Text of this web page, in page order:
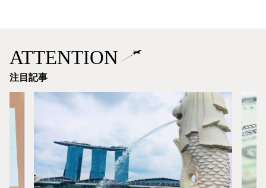
ATTENTION
注目記事